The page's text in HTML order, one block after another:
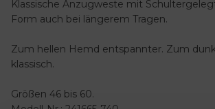
Klassische Anzugweste mit
Form auch bei längerem Tragen.
Zum hellen Hemd entspannter. Zum
klassisch.
Größen 46 bis 60.